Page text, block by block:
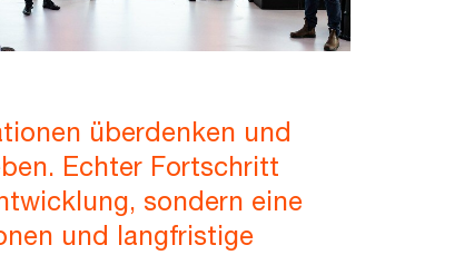
überdenken und
Echter Fortschritt
sondern eine
und langfristige